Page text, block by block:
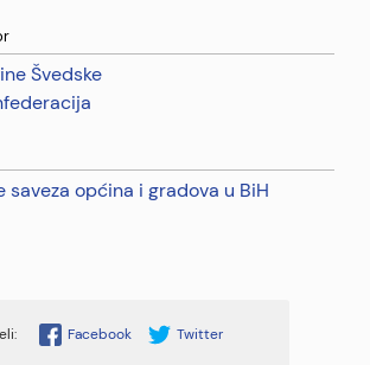
Švedske
saveza općina i gradova u BiH
Facebook Twitter